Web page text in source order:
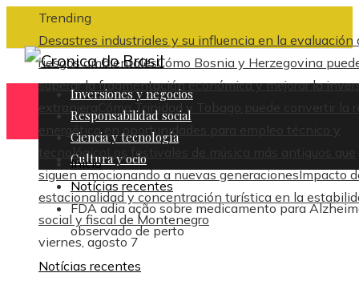
Trending
Desastres industriales y su influencia en la evaluación
riesgos ambientalesCómo Bosnia y Herzegovina
superar la fragmentación económica y mejorar la
extranjera
Cómo Trinidad y Tobago puede convertir la
energética en oportunidades para empleo técnico y
tecnológico Los festivales de música más antiguos que
siguen emocionando a nuevas generacionesImpacto
estacionalidad y concentración turística en la
social y fiscal de Montenegro
viernes, agosto 7
Inversiones y negocios
Responsabilidad social
Ciencia y tecnología
Cultura y ocio
Inicio
Notícias recentes
FDA adia ação sobre medicamento para
observado de perto
Notícias recentes